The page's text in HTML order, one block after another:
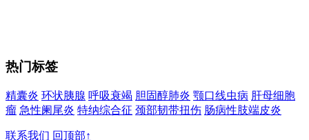
热门标签
精囊炎 环状胰腺 呼吸衰竭 胆固醇肺炎 颚口线虫病 肝母细胞
瘤 急性阑尾炎 特纳综合征 颈部韧带扭伤 肠病性肢端皮炎
联系我们 回顶部↑